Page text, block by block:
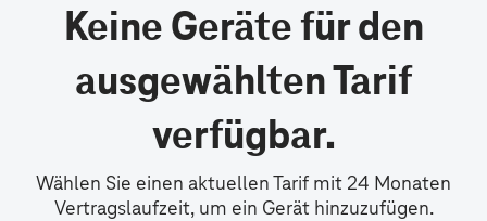
Keine Geräte für den
ausgewählten Tarif
verfügbar.
Wählen Sie einen aktuellen Tarif mit 24 Monaten
Vertragslaufzeit, um ein Gerät hinzuzufügen.